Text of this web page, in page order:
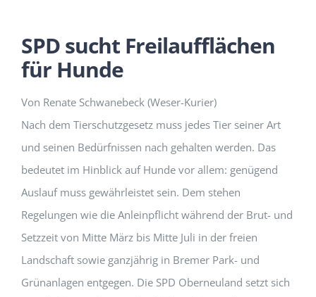
SPD sucht Freilaufflächen
für Hunde
Von Renate Schwanebeck (Weser-Kurier)
Nach dem Tierschutzgesetz muss jedes Tier seiner Art
und seinen Bedürfnissen nach gehalten werden. Das
bedeutet im Hinblick auf Hunde vor allem: genügend
Auslauf muss gewährleistet sein. Dem stehen
Regelungen wie die Anleinpflicht während der Brut- und
Setzzeit von Mitte März bis Mitte Juli in der freien
Landschaft sowie ganzjährig in Bremer Park- und
Grünanlagen entgegen. Die SPD Oberneuland setzt sich